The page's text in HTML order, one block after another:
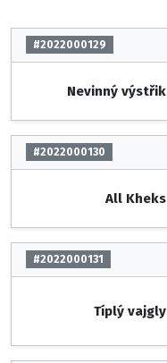
#2022000129
Nevinný výstřik
#2022000130
All Kheks
#2022000131
Típlý vajgly